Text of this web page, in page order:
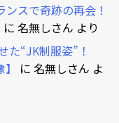
スで奇跡の再会！
に 名無しさん より
“JK制服姿”！
に 名無しさん よ